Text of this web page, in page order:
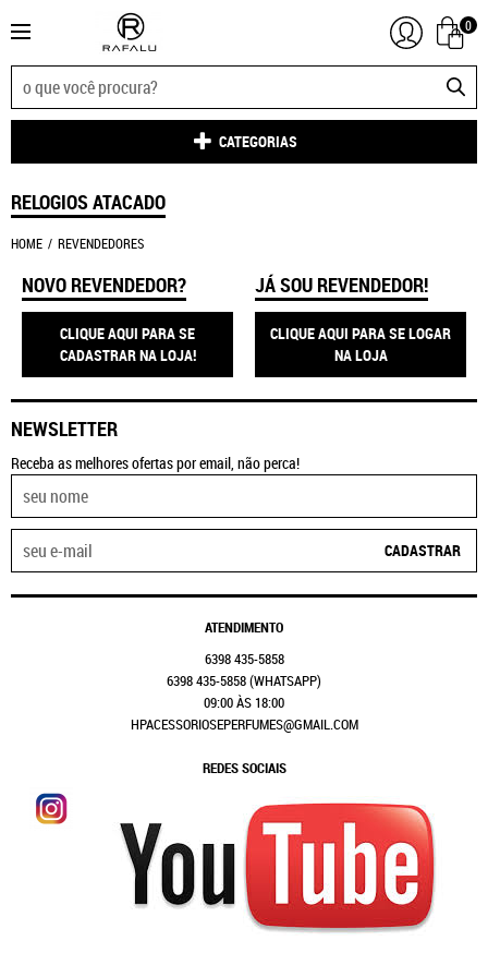
0
CATEGORIAS
RELOGIOS ATACADO
HOME REVENDEDORES
NOVO REVENDEDOR?
CLIQUE AQUI PARA SE
CADASTRAR NA LOJA!
JÁ SOU REVENDEDOR!
CLIQUE AQUI PARA SE LOGAR
NA LOJA
NEWSLETTER
Receba as melhores ofertas por email, não perca!
CADASTRAR
ATENDIMENTO
6398435-5858
6398435-5858(WHATSAPP)
09:00 ÀS 18:00
HPACESSORIOSEPERFUMES@GMAIL.COM
REDES SOCIAIS